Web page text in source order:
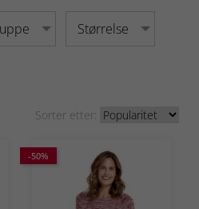
Størrelse
Sorter etter:
-50%